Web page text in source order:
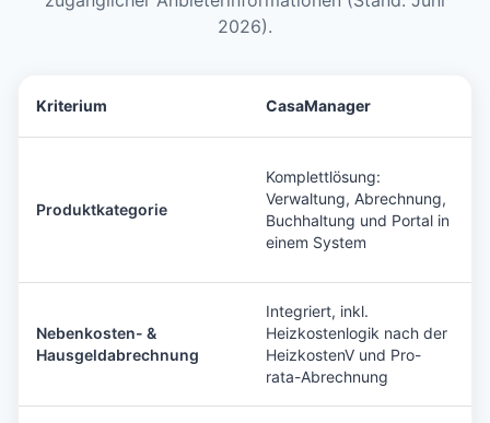
2026).
Kriterium CasaManager
Produktkategorie
Komplettlösung:
Verwaltung, Abrechnung,
Buchhaltung und Portal in
einem System
Nebenkosten- &
Hausgeldabrechnung
Integriert, inkl.
Heizkostenlogik nach der
HeizkostenV und Pro-
rata-Abrechnung